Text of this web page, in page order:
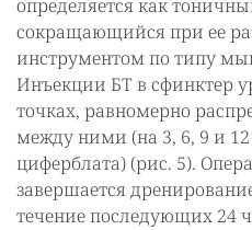
определяется как
сокращающийся при ее
инструментом по типу
Инъекции БТ в сфинктер
точках, равномерно
между ними (на 3, 6, 9 и 12
циферблата) (рис. 5).
завершается
течение последующих 24